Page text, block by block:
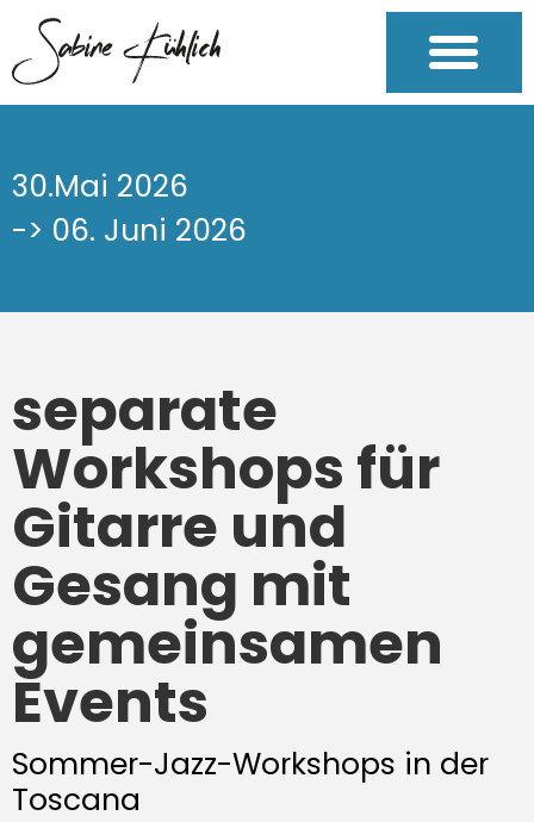
30.Mai 2026
-> 06. Juni 2026
separate
Workshops für
Gitarre und
Gesang mit
gemeinsamen
Events
Sommer-Jazz-Workshops in der
Toscana